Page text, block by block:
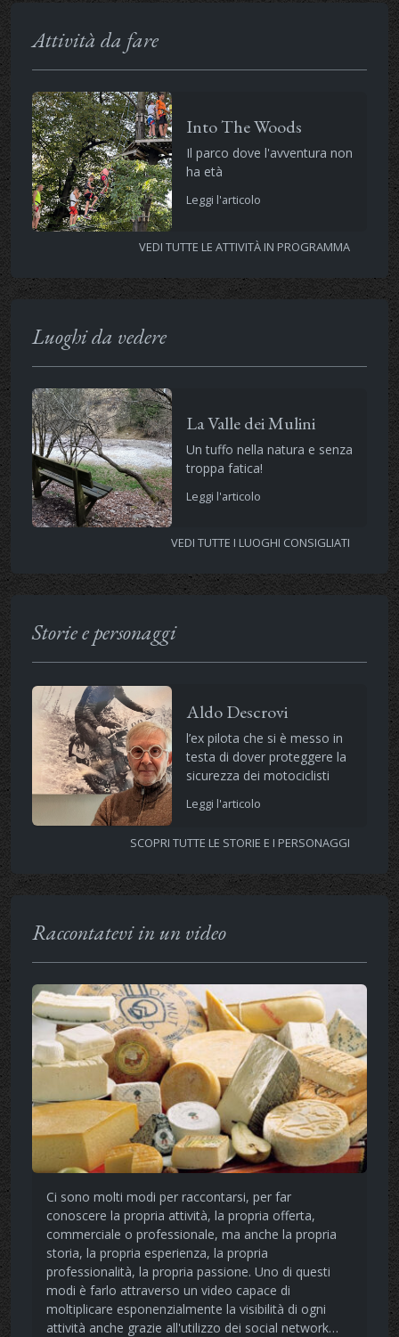
Attività da fare
Into The Woods
Il parco dove l'avventura non
ha età
Leggi l'articolo
VEDI TUTTE LE ATTIVITÀ IN PROGRAMMA
Luoghi da vedere
La Valle dei Mulini
Un tuffo nella natura e senza
troppa fatica!
Leggi l'articolo
VEDI TUTTE I LUOGHI CONSIGLIATI
Storie e personaggi
Aldo Descrovi
l’ex pilota che si è messo in
testa di dover proteggere la
sicurezza dei motociclisti
Leggi l'articolo
SCOPRI TUTTE LE STORIE E I PERSONAGGI
Raccontatevi in un video
Ci sono molti modi per raccontarsi, per far
conoscere la propria attività, la propria offerta,
commerciale o professionale, ma anche la propria
storia, la propria esperienza, la propria
professionalità, la propria passione. Uno di questi
modi è farlo attraverso un video capace di
moltiplicare esponenzialmente la visibilità di ogni
attività anche grazie all'utilizzo dei social network…